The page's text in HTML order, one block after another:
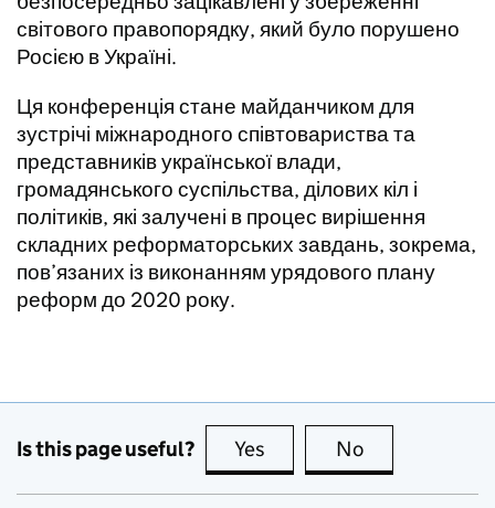
світового правопорядку, який було порушено
Росією в Україні.
Ця конференція стане майданчиком для
зустрічі міжнародного співтовариства та
представників української влади,
громадянського суспільства, ділових кіл і
політиків, які залучені в процес вирішення
складних реформаторських завдань, зокрема,
пов’язаних із виконанням урядового плану
реформ до 2020 року.
Is this page useful? Yes this page is useful
No